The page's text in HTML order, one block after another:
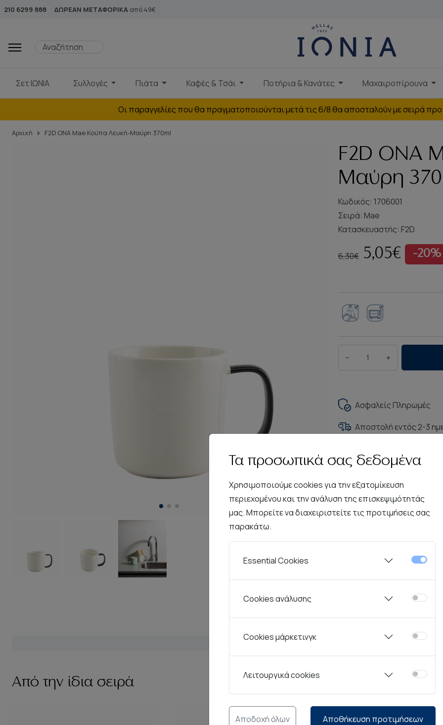
210 6299 888 ΔΩΡΕΑΝ ΜΕΤΑΦΟΡΙΚΑ από 49€
Σετ ΙΩΝΙΑ Συλλογές Πιάτα Καφές & Τσάι Ποτήρια & Κανάτες Μαχαιροπίρουνα
Οι παραγγελίες που θα πραγματοποιούνται μετά τις 6/8 θα αποσταλούν με σειρά
Αρχική F2D ΟΝΑ Mae Κούπα Λευκή-Μαύρη 370ml
F2D ΟΝΑ
Μαύρη
Κωδικός: 1706001
Σειρά: Mae
Κατασκευαστής: F2D
6,30€ 5,05€ -20%
− +
Ασφαλείς Πληρωμές
Αποστολή εντός 2-3
Δωρεάν Μεταφορικά
Από την ίδια σειρά
Τα προσωπικά σας δεδομένα
Χρησιμοποιούμε cookies για την εξατομίκευση
περιεχομένου και την ανάλυση της επισκεψιμότητάς
μας. Μπορείτε να διαχειριστείτε τις προτιμήσεις σας
παρακάτω.
Essential Cookies
Cookies ανάλυσης
Cookies μάρκετινγκ
Λειτουργικά cookies
Αποδοχή όλων Αποθήκευση προτιμήσεων